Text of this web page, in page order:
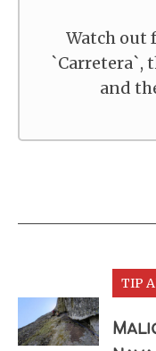
Watch out
`Carretera`,
and
TIP